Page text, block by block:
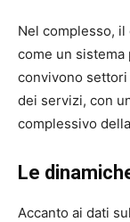
Nel complesso,
come un
convivono
dei servizi, con
complessivo
Le
Accanto ai dati